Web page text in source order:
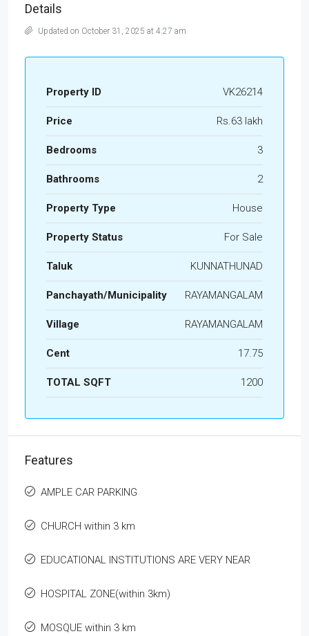
Details
Updated on October 31, 2025 at 4:27 am
Property ID VK26214
Price Rs.63 lakh
Bedrooms 3
Bathrooms 2
Property Type House
Property Status For Sale
Taluk KUNNATHUNAD
Panchayath/Municipality RAYAMANGALAM
Village RAYAMANGALAM
Cent 17.75
TOTAL SQFT 1200
Features
AMPLE CAR PARKING
CHURCH within 3 km
EDUCATIONAL INSTITUTIONS ARE VERY NEAR
HOSPITAL ZONE(within 3km)
MOSQUE within 3 km